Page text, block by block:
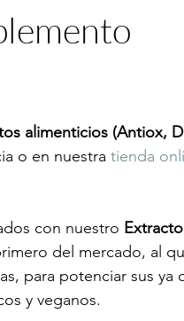
alimenticios (Antiox,
o en nuestra tienda
con nuestro
del mercado, al
para potenciar sus ya
y veganos.